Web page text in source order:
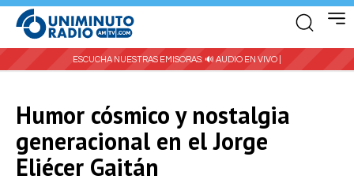
ESCUCHA NUESTRAS EMISORAS: 🔊 AUDIO EN VIVO |
Humor cósmico y nostalgia
generacional en el Jorge
Eliécer Gaitán